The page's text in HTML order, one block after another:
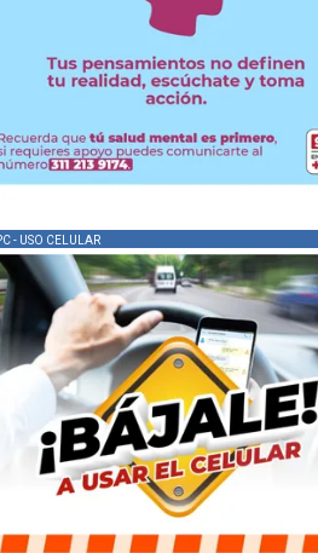
- USO CELULAR